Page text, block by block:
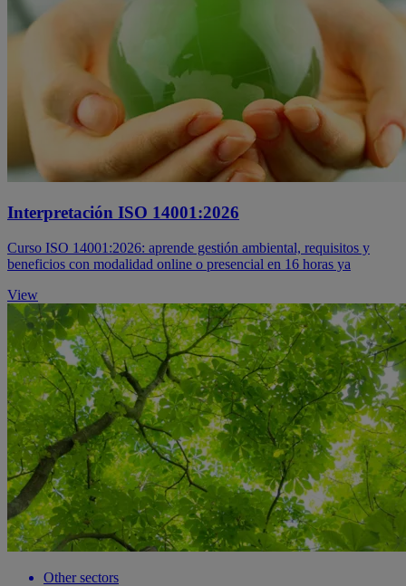
Interpretación ISO 14001:2026
Curso ISO 14001:2026: aprende gestión ambiental, requisitos y
beneficios con modalidad online o presencial en 16 horas ya
View
Other sectors